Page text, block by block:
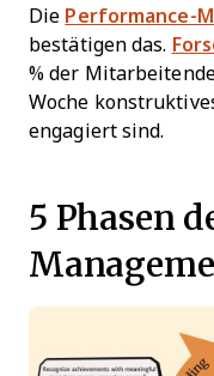
Die Performance-
bestätigen das.
% der
Woche
engagiert sind.
5 Phasen